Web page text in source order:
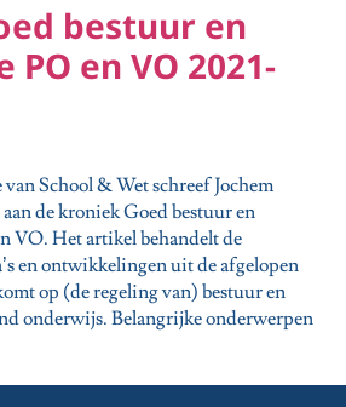
bestuur en
PO en VO 2021-
School & Wet schreef Jochem
de kroniek Goed bestuur en
VO. Het artikel behandelt de
en ontwikkelingen uit de afgelopen
op (de regeling van) bestuur en
onderwijs. Belangrijke onderwerpen